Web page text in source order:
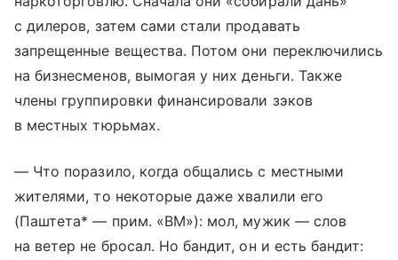
с дилеров, затем сами стали продавать
запрещенные вещества. Потом они переключились
на бизнесменов, вымогая у них деньги. Также
члены группировки финансировали зэков
в местных тюрьмах.
— Что поразило, когда общались с местными
жителями, то некоторые даже хвалили его
(Паштета* — прим. «ВМ»): мол, мужик — слов
на ветер не бросал. Но бандит, он и есть бандит: